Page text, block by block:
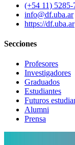
(+54 11)
info@df.uba.ar
https://df.uba.ar
Secciones
Profesores
Investigadores
Graduados
Estudiantes
Futuros
Alumni
Prensa